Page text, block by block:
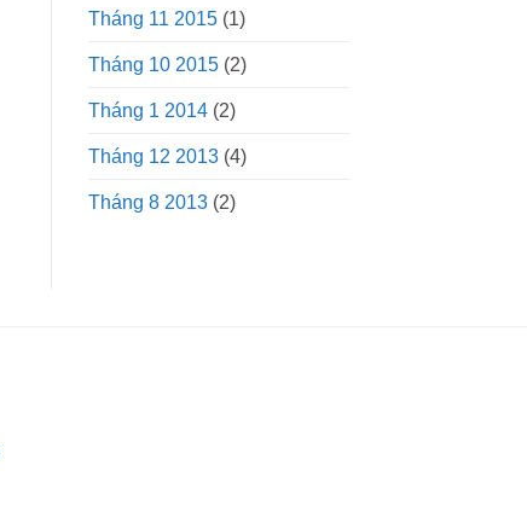
Tháng 11 2015(1)
Tháng 10 2015(2)
Tháng 1 2014(2)
Tháng 12 2013(4)
Tháng 8 2013(2)